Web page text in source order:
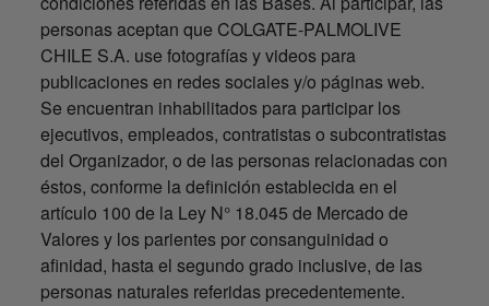
personas aceptan que COLGATE-PALMOLIVE
CHILE S.A. use fotografías y videos para
publicaciones en redes sociales y/o páginas web.
Se encuentran inhabilitados para participar los
ejecutivos, empleados, contratistas o subcontratistas
del Organizador, o de las personas relacionadas con
éstos, conforme la definición establecida en el
artículo 100 de la Ley N° 18.045 de Mercado de
Valores y los parientes por consanguinidad o
afinidad, hasta el segundo grado inclusive, de las
personas naturales referidas precedentemente.